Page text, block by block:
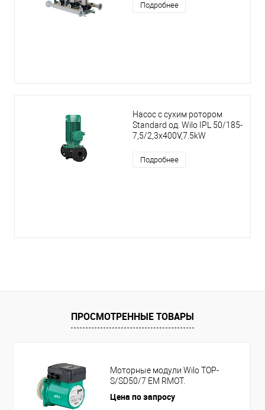
Подробнее
Насос с сухим ротором
Standard од. Wilo IPL 50/185-
7,5/2,3x400V,7.5kW
Подробнее
ПРОСМОТРЕННЫЕ ТОВАРЫ
Моторные модули Wilo TOP-
S/SD50/7 EM RMOT.
Цена по запросу